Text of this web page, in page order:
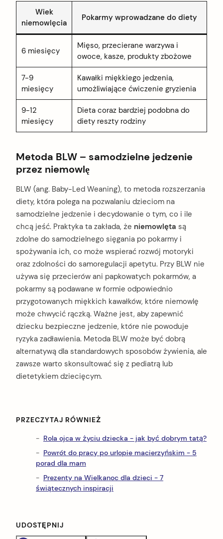
Wiek
niemowlęcia
Pokarmy wprowadzane do diety
6 miesięcy
Mięso, przecierane warzywa i
owoce, kasze, produkty zbożowe
7-9
miesięcy
Kawałki miękkiego jedzenia,
umożliwiające ćwiczenie gryzienia
9-12
miesięcy
Dieta coraz bardziej podobna do
diety reszty rodziny
Metoda BLW – samodzielne jedzenie
przez niemowlę
BLW (ang. Baby-Led Weaning), to metoda rozszerzania
diety, która polega na pozwalaniu dzieciom na
samodzielne jedzenie i decydowanie o tym, co i ile
chcą jeść. Praktyka ta zakłada, że niemowlęta są
zdolne do samodzielnego sięgania po pokarmy i
spożywania ich, co może wspierać rozwój motoryki
oraz zdolności do samoregulacji apetytu. Przy BLW nie
używa się przecierów ani papkowatych pokarmów, a
pokarmy są podawane w formie odpowiednio
przygotowanych miękkich kawałków, które niemowlę
może chwycić rączką. Ważne jest, aby zapewnić
dziecku bezpieczne jedzenie, które nie powoduje
ryzyka zadławienia. Metoda BLW może być dobrą
alternatywą dla standardowych sposobów żywienia, ale
zawsze warto skonsultować się z pediatrą lub
dietetykiem dziecięcym.
PRZECZYTAJ RÓWNIEŻ
Rola ojca w życiu dziecka - jak być dobrym tatą?
Powrót do pracy po urlopie macierzyńskim - 5
porad dla mam
Prezenty na Wielkanoc dla dzieci - 7
świątecznych inspiracji
UDOSTĘPNIJ